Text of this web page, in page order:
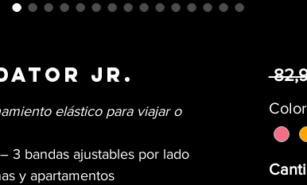
Jr.
elástico para viajar o
3 bandas ajustables por lado
y apartamentos